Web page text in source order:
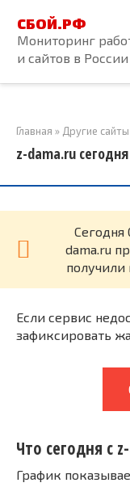
контенту
СБОЙ.РФ
Мониторинг
и сайтов в России
Главная » Другие сайты
z-dama.ru
Cегодня
dama.ru
получили
Если сервис
зафиксировать
Что сегодня с
График